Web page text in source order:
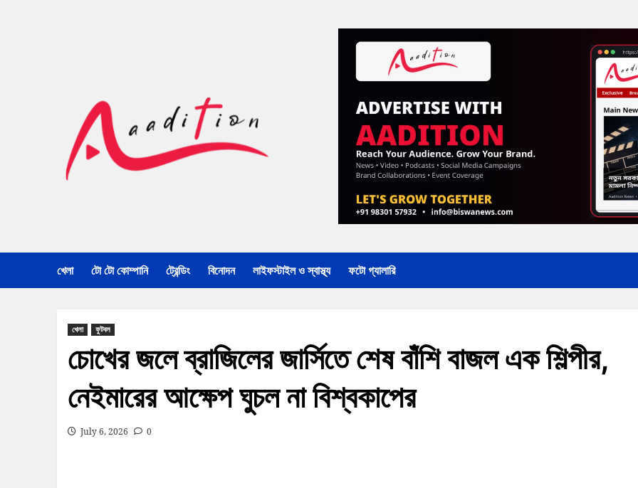
খেলা টো টো কোম্পানি ট্রেন্ডিং বিনোদন লাইফস্টাইল ও স্বাস্থ্য ফটো গ্যালারি
খেলা ফুটবল
চোখের জলে ব্রাজিলের জার্সিতে শেষ বাঁশি বাজল এক শিল্পীর,
নেইমারের আক্ষেপ ঘুচল না বিশ্বকাপের
July 6, 2026 0